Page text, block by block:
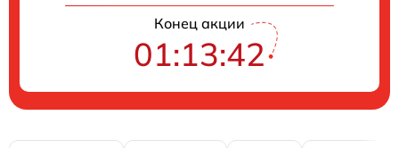
Конец акции
01:13:41